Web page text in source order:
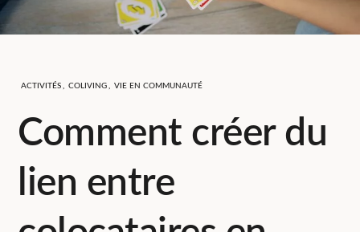
ACTIVITÉS COLIVING VIE EN COMMUNAUTÉ
Comment créer du
lien entre